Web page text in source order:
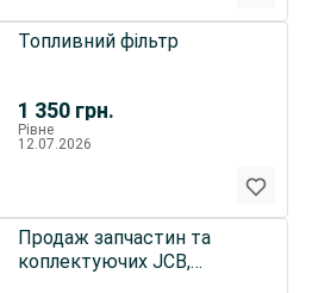
1 350 грн.
Топливний фільтр
Рівне
12.07.2026
Продаж запчастин та
коплектуючих JCB,